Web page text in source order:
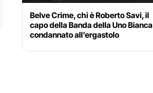
Belve Crime, chi è Roberto Savi, il
capo della Banda della Uno Bianca
condannato all’ergastolo